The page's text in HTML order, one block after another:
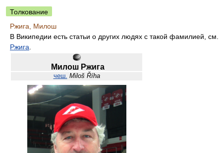
Толкование
Ржига, Милош
В Википедии есть статьи о других людях с такой фамилией, см.
Ржига
Милош Ржига
чеш. Miloš Říha